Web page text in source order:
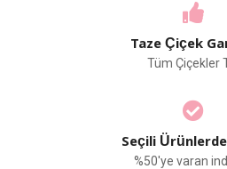
Taze Çiçek
Tüm Çiçekler
Seçili
%50'ye varan